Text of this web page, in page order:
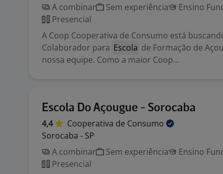
A combinar
Sem experiência
Ensino
Presencial
A Coop Cooperativa de Consumo está
Colaborador para Escola de Formação de
nossa equipe. Como a maior Coop...
Escola Do Açougue - Sorocaba
4,4 Cooperativa de Consumo
Sorocaba - SP
A combinar
Sem experiência
Ensino
Presencial